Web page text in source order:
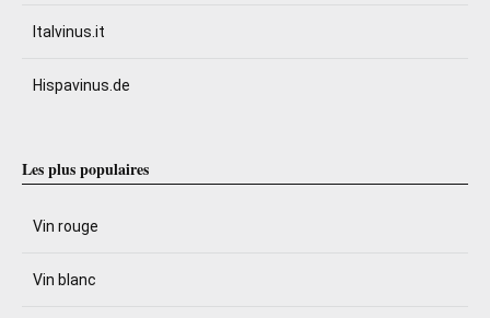
Italvinus.it
Hispavinus.de
Les plus populaires
Vin rouge
Vin blanc